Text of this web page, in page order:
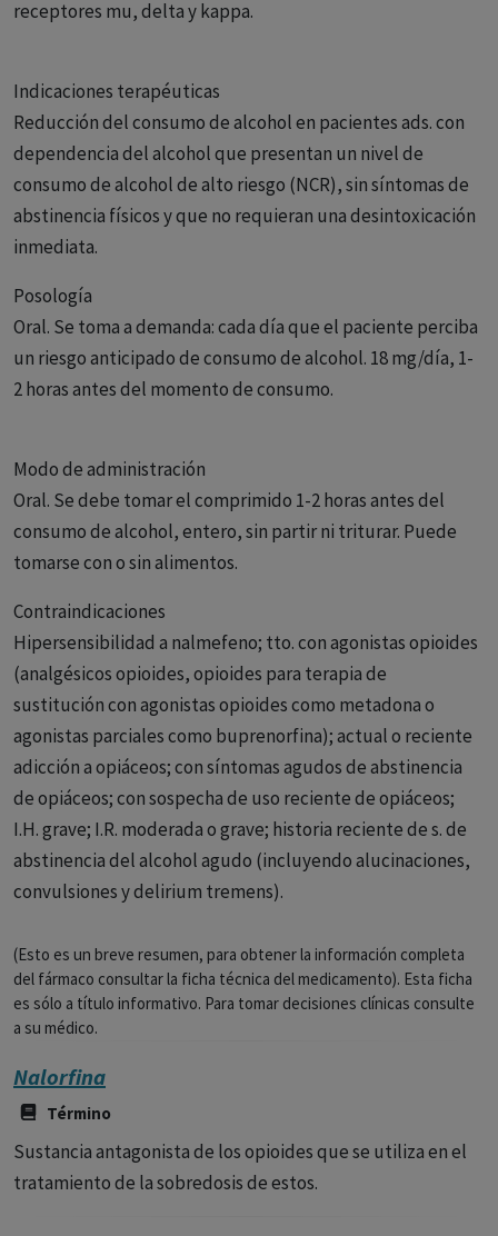
receptores mu, delta y kappa.
Indicaciones terapéuticas
Reducción del consumo de alcohol en pacientes ads. con
dependencia del alcohol que presentan un nivel de
consumo de alcohol de alto riesgo (NCR), sin síntomas de
abstinencia físicos y que no requieran una desintoxicación
inmediata.
Posología
Oral. Se toma a demanda: cada día que el paciente perciba
un riesgo anticipado de consumo de alcohol. 18 mg/día, 1-
2 horas antes del momento de consumo.
Modo de administración
Oral. Se debe tomar el comprimido 1-2 horas antes del
consumo de alcohol, entero, sin partir ni triturar. Puede
tomarse con o sin alimentos.
Contraindicaciones
Hipersensibilidad a nalmefeno; tto. con agonistas opioides
(analgésicos opioides, opioides para terapia de
sustitución con agonistas opioides como metadona o
agonistas parciales como buprenorfina); actual o reciente
adicción a opiáceos; con síntomas agudos de abstinencia
de opiáceos; con sospecha de uso reciente de opiáceos;
I.H. grave; I.R. moderada o grave; historia reciente de s. de
abstinencia del alcohol agudo (incluyendo alucinaciones,
convulsiones y delirium tremens).
(Esto es un breve resumen, para obtener la información completa
del fármaco consultar la ficha técnica del medicamento). Esta ficha
es sólo a título informativo. Para tomar decisiones clínicas consulte
a su médico.
Nalorfina
Término
Sustancia antagonista de los opioides que se utiliza en el
tratamiento de la sobredosis de estos.